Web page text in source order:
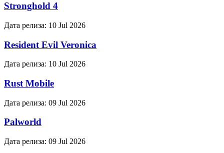
Stronghold 4
Дата релиза: 10 Jul 2026
Resident Evil Veronica
Дата релиза: 10 Jul 2026
Rust Mobile
Дата релиза: 09 Jul 2026
Palworld
Дата релиза: 09 Jul 2026